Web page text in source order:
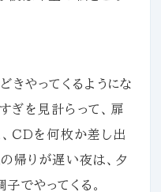
きやってくるようにな
ぎを見計らって、扉
ＣＤを何枚か差し出
帰りが遅い夜は、夕
でやってくる。